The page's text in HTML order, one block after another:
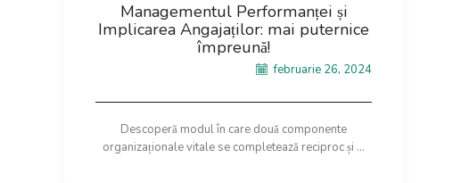
Managementul Performanței și
Implicarea Angajaților: mai puternice
împreună!
februarie 26, 2024
Descoperă modul în care două componente
organizaționale vitale se completează reciproc și ...